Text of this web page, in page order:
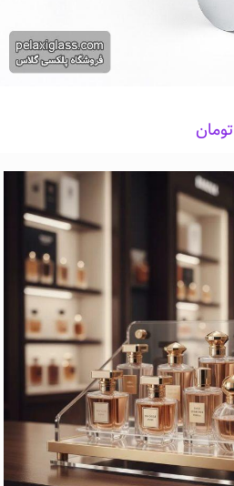
تومان
through
۸۰۰۰۰ تومان